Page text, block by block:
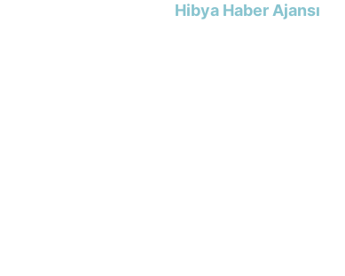
Hibya Haber Ajansı